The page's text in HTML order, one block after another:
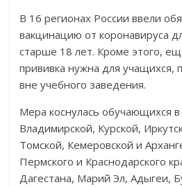
В 16 регионах России ввели
вакцинацию от коронавируса
старше 18 лет. Кроме этого,
прививка нужна для учащихся,
вне учебного заведения.
Мера коснулась обучающихся в
Владимирской, Курской,
Томской, Кемеровской и
Пермского и Краснодарского
Дагестана, Марий Эл, Адыгеи,